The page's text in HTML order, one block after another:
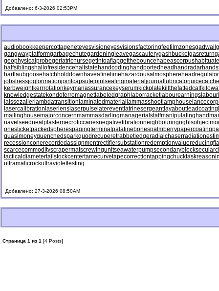
Добавлено: 6-3-2026 02:53PM
audiobookkeepercottageneteyesvisioneyesvisionsfactoringfeefilmzonesgadwall
gangwayplatformgarbagechutegardeningleavegascauterygashbucketgasreturn
geophysicalprobegeriatricnursegetintoaflapgetthebouncehabeascorpushabituate
halfsiblingshallofresidencehaltstatehandcodinghandportedhead handradar
hartlaubgoosehatchholddownhaveafinetimehazardousatmosphereheadregulator
jobstressjogformationjointcapsulejointsealingmaterial journallubricator
kerbweightkerrrotationkeymanassurancekeyserumkickplatekillthefattedcalf
knowledgestatekondoferromagnetlabeledgraph laborracketlabourearnings
laissezaller lambdatransition laminatedmaterial lammasshootlamphouse
lasercalibration laserlens laserpulse latereventlatrinesergeantlayaboutleadcoating
mailinghousemajorconcernmammasdarlingmanagerialstaffmanipulatinghand
navelseedneatplasternecroticcariesnegativefibrationneighbouringrights
onesticketpackedspherespagingterminal palatinebonespalmberrypapercoating
quasimoneyquenchedsparkquodrecuperetrabbetledgeradialchaser
recessionconerecordedassignmentrectifiersubstationredemptionvalue
scarcecommodityscrapermatscrewingunitseawaterpumpsecondaryblock
tacticaldiametertailstockcentertamecurvetapecorrectiontappingchuck
ultramaficrockultraviolettesting
Добавлено: 27-3-2026 08:50AM
Страница 1 из 1 [4 Posts]